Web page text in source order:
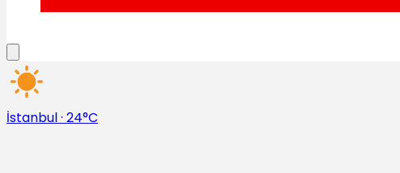
İstanbul· 24°C